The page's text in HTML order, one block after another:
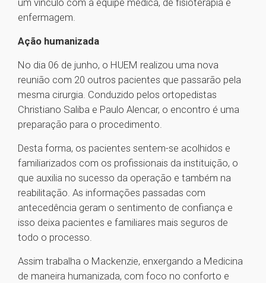
um vínculo com a equipe médica, de fisioterapia e
enfermagem.
Ação humanizada
No dia 06 de junho, o HUEM realizou uma nova
reunião com 20 outros pacientes que passarão pela
mesma cirurgia. Conduzido pelos ortopedistas
Christiano Saliba e Paulo Alencar, o encontro é uma
preparação para o procedimento.
Desta forma, os pacientes sentem-se acolhidos e
familiarizados com os profissionais da instituição, o
que auxilia no sucesso da operação e também na
reabilitação. As informações passadas com
antecedência geram o sentimento de confiança e
isso deixa pacientes e familiares mais seguros de
todo o processo.
Assim trabalha o Mackenzie, enxergando a Medicina
de maneira humanizada, com foco no conforto e